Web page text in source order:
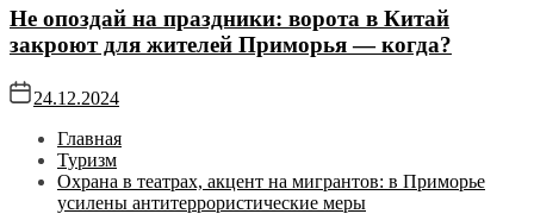
Не опоздай на праздники: ворота в Китай
закроют для жителей Приморья — когда?
24.12.2024
Главная
Туризм
Охрана в театрах, акцент на мигрантов: в Приморье
усилены антитеррористические меры